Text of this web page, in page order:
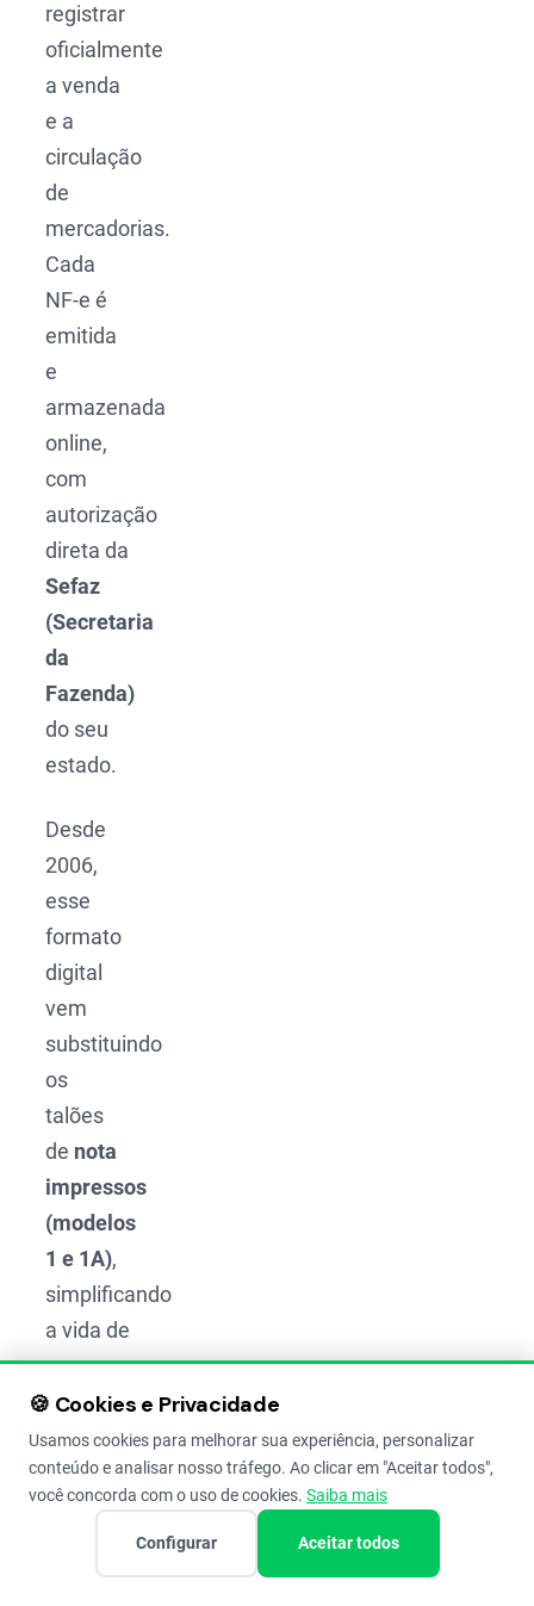
registrar
oficialmente
a venda
e a
circulação
de
mercadorias.
Cada
NF-e é
emitida
e
armazenada
online,
com
autorização
direta da
Sefaz
(Secretaria
da
Fazenda)
do seu
estado.
Desde
2006,
esse
formato
digital
vem
substituindo
os
talões
de nota
impressos
(modelos
1 e 1A),
simplificando
a vida de
empresas
e, mais
recentemente,
dos
produtores
🍪 Cookies e Privacidade
Usamos cookies para melhorar sua experiência, personalizar
conteúdo e analisar nosso tráfego. Ao clicar em "Aceitar todos",
você concorda com o uso de cookies. Saiba mais
Configurar Aceitar todos